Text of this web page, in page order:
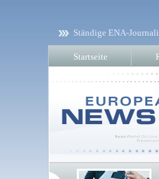
Ständige ENA-
Startseite